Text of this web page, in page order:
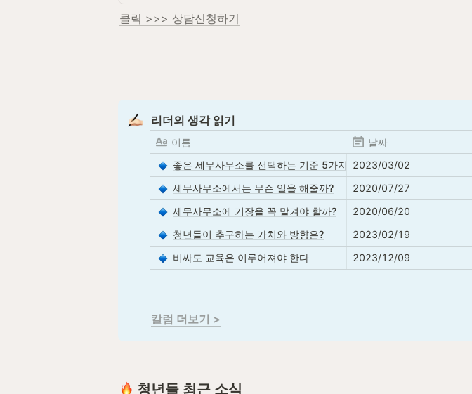
클릭 >>> 상담신청하기
리더의 생각 읽기
이름 날짜
좋은 세무사무소를 선택하는 기준 5가지 2023/03/02
세무사무소에서는 무슨 일을 해줄까?
2020/07/27
세무사무소에 기장을 꼭 맡겨야 할까?
2020/06/20
청년들이 추구하는 가치와 방향은?
2023/02/19
비싸도 교육은 이루어져야 한다
2023/12/09
칼럼 더보기 >
청년들 최근 소식